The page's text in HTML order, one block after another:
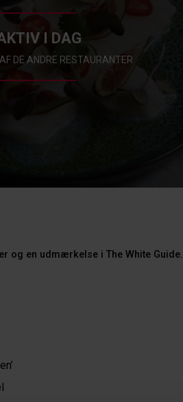
I DAG
DE ANDRE RESTAURANTER
og en udmærkelse i The White Guide.